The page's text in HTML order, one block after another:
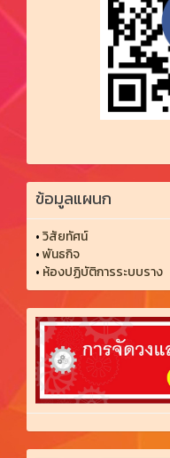
ข้อมูลแผนก
•วิสัยทัศน์
•พันธกิจ
• ห้องปฏิบัติการระบบราง